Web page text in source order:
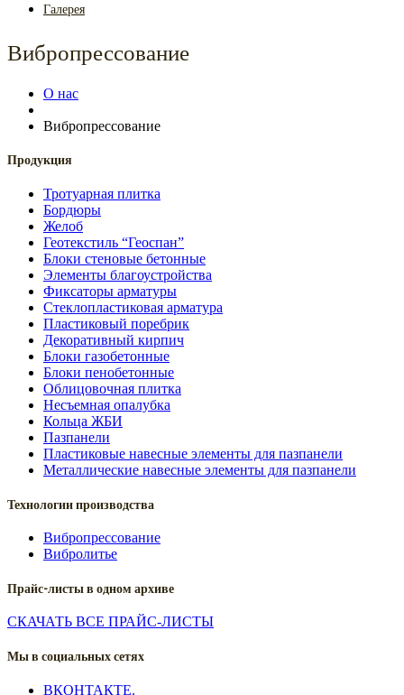
Галерея
Вибропрессование
О нас
Вибропрессование
Продукция
Тротуарная плитка
Бордюры
Желоб
Геотекстиль “Геоспан”
Блоки стеновые бетонные
Элементы благоустройства
Фиксаторы арматуры
Стеклопластиковая арматура
Пластиковый поребрик
Декоративный кирпич
Блоки газобетонные
Блоки пенобетонные
Облицовочная плитка
Несъемная опалубка
Кольца ЖБИ
Пазпанели
Пластиковые навесные элементы для пазпанели
Металлические навесные элементы для пазпанели
Технологии производства
Вибропрессование
Вибролитье
Прайс-листы в одном архиве
СКАЧАТЬ ВСЕ ПРАЙС-ЛИСТЫ
Мы в социальных сетях
ВКОНТАКТЕ.